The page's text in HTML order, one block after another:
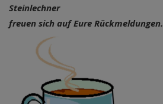
Steinlechner
freuen sich auf Eure Rückmeldungen.